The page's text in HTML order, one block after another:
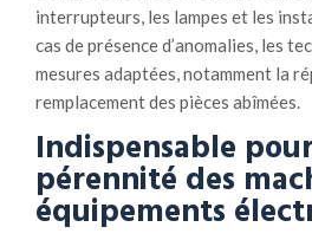
interrupteurs, les lampes et les
cas de présence d’anomalies, les
mesures adaptées, notamment la
remplacement des pièces abîmées.
Indispensable
pérennité des
équipements